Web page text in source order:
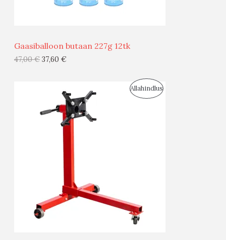
S
Gaasiballoon butaan 227g 12tk
47,00€ 37,60 €
AllahindlusS